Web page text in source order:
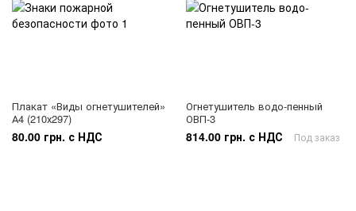
Плакат «Виды огнетушителей»
А4 (210х297)
80.00 грн. с НДС
Огнетушитель водо-пенный
ОВП-3
814.00 грн. с НДС Под заказ